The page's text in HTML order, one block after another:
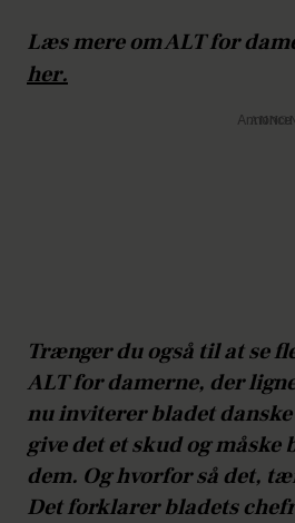
Læs mere om ALT for
her.
Annonce
Trænger du også til at se
ALT for damerne, der
nu inviterer bladet
give det et skud og måske
dem. Og hvorfor så det,
Det forklarer bladets